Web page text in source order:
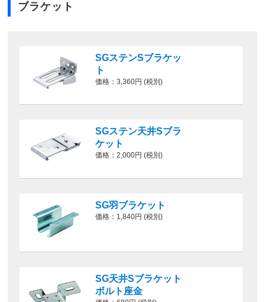
ブラケット
SGステンSブラケッ
ト
価格：3,360円 (税別)
SGステン天井Sブラ
ケット
価格：2,000円 (税別)
SG羽ブラケット
価格：1,840円 (税別)
SG天井Sブラケット
ボルト座金